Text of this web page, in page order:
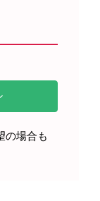
れている
の場合も